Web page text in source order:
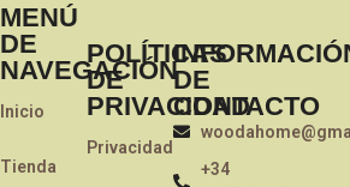
MENÚ
DE
NAVEGACIÓN
Inicio
Tienda
POLÍTICAS
DE
PRIVACIDAD
Privacidad
DE
CONTACTO
+34